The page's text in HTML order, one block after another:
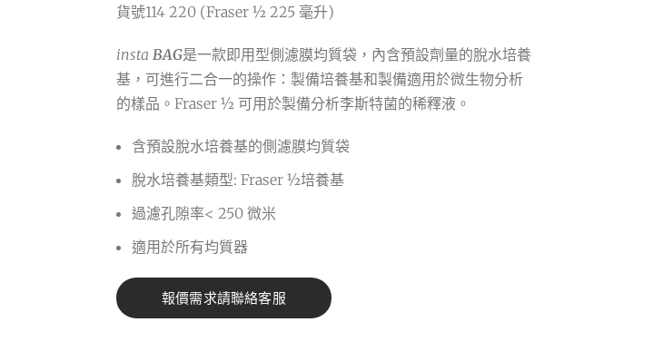
貨號114 220 (Fraser ½ 225 毫升)
insta BAG是一款即用型側濾膜均質袋，內含預設劑量的脫水培養
基，可進行二合一的操作：製備培養基和製備適用於微生物分析
的樣品。Fraser ½ 可用於製備分析李斯特菌的稀釋液。
含預設脫水培養基的側濾膜均質袋
脫水培養基類型: Fraser ½培養基
過濾孔隙率< 250 微米
適用於所有均質器
報價需求請聯絡客服